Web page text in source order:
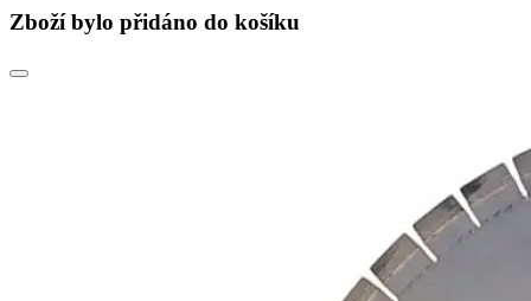
Zboží bylo přidáno do košíku